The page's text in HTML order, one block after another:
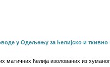
у Одељењу за ћелијско и
матичних ћелија изолованих из